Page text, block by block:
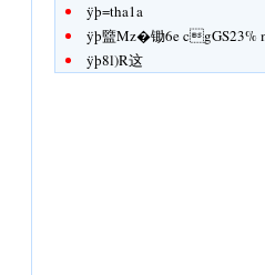
ÿþ=tha1a
ÿþ盬Mz�锄6e
ÿþ8l)R这